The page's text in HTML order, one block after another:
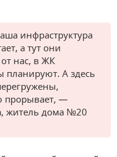
инфраструктура
а тут они
нас, в ЖК
планируют. А здесь
прорывает, —
житель дома №20